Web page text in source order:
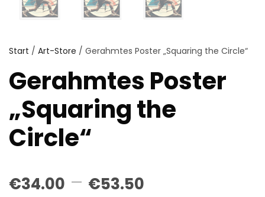
Start / Art-Store / Gerahmtes Poster „Squaring the Circle“
Gerahmtes Poster
„Squaring the
Circle“
€34.00 – €53.50